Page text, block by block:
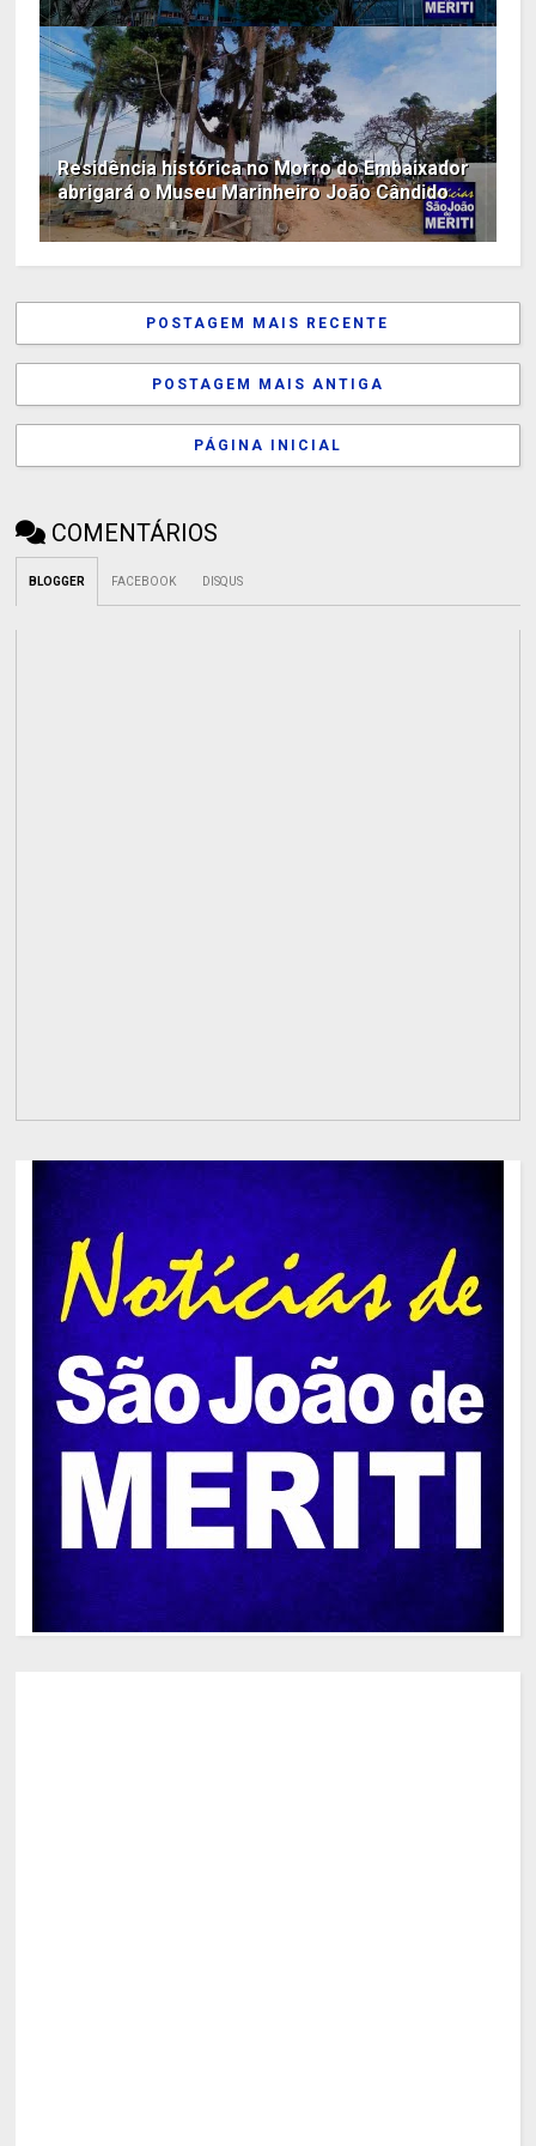
Residência histórica no Morro do Embaixador
abrigará o Museu Marinheiro João Cândido
POSTAGEM MAIS RECENTE
POSTAGEM MAIS ANTIGA
PÁGINA INICIAL
COMENTÁRIOS
BLOGGER FACEBOOK DISQUS